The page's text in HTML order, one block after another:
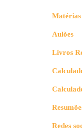
Matérias
Aulões
Livros
Redes